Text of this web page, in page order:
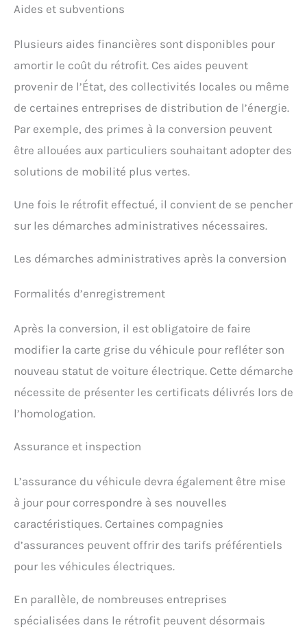
Aides et subventions
Plusieurs aides financières sont disponibles pour
amortir le coût du rétrofit. Ces aides peuvent
provenir de l’État, des collectivités locales ou même
de certaines entreprises de distribution de l’énergie.
Par exemple, des primes à la conversion peuvent
être allouées aux particuliers souhaitant adopter des
solutions de mobilité plus vertes.
Une fois le rétrofit effectué, il convient de se pencher
sur les démarches administratives nécessaires.
Les démarches administratives après la conversion
Formalités d’enregistrement
Après la conversion, il est obligatoire de faire
modifier la carte grise du véhicule pour refléter son
nouveau statut de voiture électrique. Cette démarche
nécessite de présenter les certificats délivrés lors de
l’homologation.
Assurance et inspection
L’assurance du véhicule devra également être mise
à jour pour correspondre à ses nouvelles
caractéristiques. Certaines compagnies
d’assurances peuvent offrir des tarifs préférentiels
pour les véhicules électriques.
En parallèle, de nombreuses entreprises
spécialisées dans le rétrofit peuvent désormais